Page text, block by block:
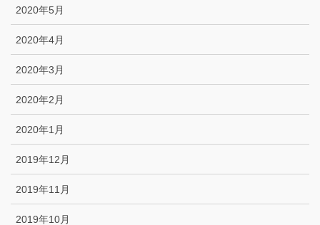
2020年5月
2020年4月
2020年3月
2020年2月
2020年1月
2019年12月
2019年11月
2019年10月